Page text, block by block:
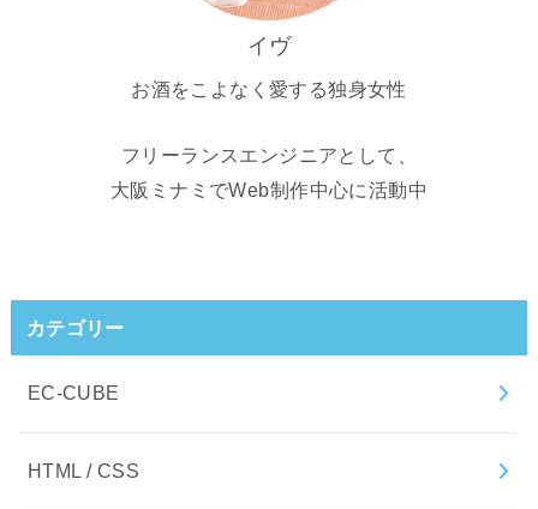
イヴ
お酒をこよなく愛する独身女性
フリーランスエンジニアとして、
大阪ミナミでWeb制作中心に活動中
カテゴリー
EC-CUBE
HTML / CSS